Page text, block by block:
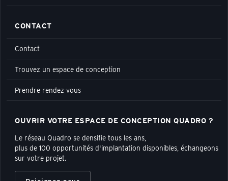
CONTACT
Contact
Trouvez un espace de conception
Prendre rendez-vous
OUVRIR VOTRE ESPACE DE CONCEPTION QUADRO ?
Le réseau Quadro se densifie tous les ans,
plus de 100 opportunités d'implantation disponibles, échangeons
sur votre projet.